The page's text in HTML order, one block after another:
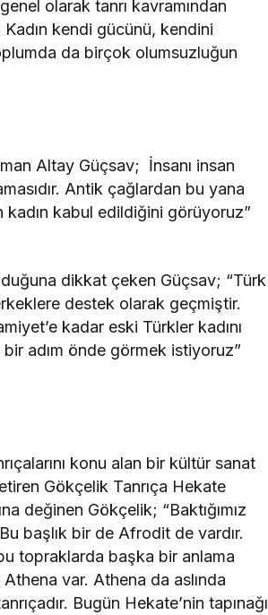
olarak tanrı kavramından
kendi gücünü, kendini
da birçok olumsuzluğun
Altay Güçsav; İnsanı insan
Antik çağlardan bu yana
kadın kabul edildiğini görüyoruz”
dikkat çeken Güçsav; “Türk
destek olarak geçmiştir.
kadar eski Türkler kadını
adım önde görmek istiyoruz”
konu alan bir kültür sanat
Gökçelik Tanrıça Hekate
değinen Gökçelik; “Baktığımız
başlık bir de Afrodit de vardır.
topraklarda başka bir anlama
Athena var. Athena da aslında
Bugün Hekate’nin tapınağı